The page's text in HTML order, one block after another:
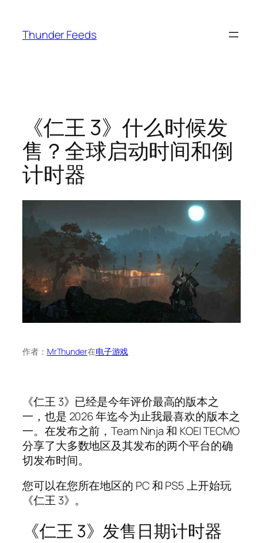
Thunder Feeds
《仁王 3》什么时候发
售？全球启动时间和倒
计时器
作者： MrThunder在电子游戏
《仁王 3》已经是今年评价最高的版本之
一，也是 2026 年迄今为止我最喜欢的版本之
一。在发布之前，Team Ninja 和 KOEI TECMO
分享了大多数地区及其发布的两个平台的确
切发布时间。
您可以在您所在地区的 PC 和 PS5 上开始玩
《仁王 3》。
《仁王 3》发售日期计时器